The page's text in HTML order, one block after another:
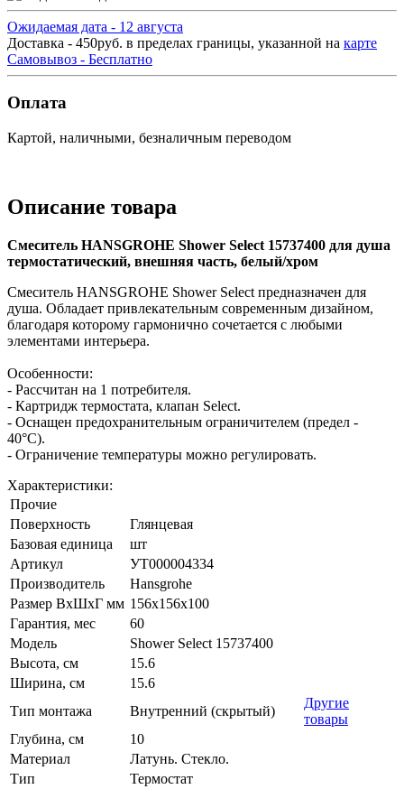
Ожидаемая дата - 12 августа
Доставка - 450руб. в пределах границы, указанной на карте
Самовывоз - Бесплатно
Оплата
Картой, наличными, безналичным переводом
Описание товара
Смеситель HANSGROHE Shower Select 15737400 для душа
термостатический, внешняя часть, белый/хром
Смеситель HANSGROHE Shower Select предназначен для
душа. Обладает привлекательным современным дизайном,
благодаря которому гармонично сочетается с любыми
элементами интерьера.
Особенности:
- Рассчитан на 1 потребителя.
- Картридж термостата, клапан Select.
- Оснащен предохранительным ограничителем (предел -
40°C).
- Ограничение температуры можно регулировать.
Характеристики:
Прочие
Поверхность
Глянцевая
Базовая единица
шт
Артикул
УТ000004334
Производитель
Hansgrohe
Размер ВхШхГ мм 156х156х100
Гарантия, мес
60
Модель
Shower Select 15737400
Высота, см
15.6
Ширина, см
15.6
Тип монтажа
Внутренний (скрытый)
Другие
товары
Глубина, см
10
Материал
Латунь. Стекло.
Тип
Термостат